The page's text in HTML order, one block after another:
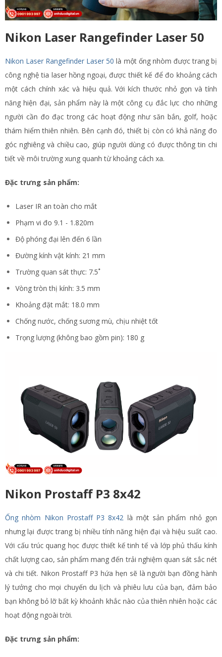
Nikon Laser Rangefinder Laser 50
Nikon Laser Rangefinder Laser 50 là một ống nhòm được trang bị
công nghệ tia laser hồng ngoại, được thiết kế để đo khoảng cách
một cách chính xác và hiệu quả. Với kích thước nhỏ gọn và tính
năng hiện đại, sản phẩm này là một công cụ đắc lực cho những
người cần đo đạc trong các hoạt động như săn bắn, golf, hoặc
thám hiểm thiên nhiên. Bên cạnh đó, thiết bị còn có khả năng đo
góc nghiêng và chiều cao, giúp người dùng có được thông tin chi
tiết về môi trường xung quanh từ khoảng cách xa.
Đặc trưng sản phẩm:
Laser IR an toàn cho mắt
Phạm vi đo 9.1 - 1.820m
Độ phóng đại lên đến 6 lần
Đường kính vật kính: 21 mm
Trường quan sát thực: 7.5˚
Vòng tròn thị kính: 3.5 mm
Khoảng đặt mắt: 18.0 mm
Chống nước, chống sương mù, chịu nhiệt tốt
Trọng lượng (không bao gồm pin): 180 g
Nikon Prostaff P3 8x42
Ống nhòm Nikon Prostaff P3 8x42 là một sản phẩm nhỏ gọn
nhưng lại được trang bị nhiều tính năng hiện đại và hiệu suất cao.
Với cấu trúc quang học được thiết kế tinh tế và lớp phủ thấu kính
chất lượng cao, sản phẩm mang đến trải nghiệm quan sát sắc nét
và chi tiết. Nikon Prostaff P3 hứa hẹn sẽ là người bạn đồng hành
lý tưởng cho mọi chuyến du lịch và phiêu lưu của bạn, đảm bảo
bạn không bỏ lỡ bất kỳ khoảnh khắc nào của thiên nhiên hoặc các
hoạt động ngoài trời.
Đặc trưng sản phẩm: